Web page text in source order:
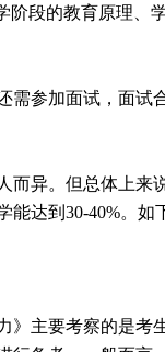
段的教育原理、
需参加面试，面试
而异。但总体上来
达到30-40%。如
》主要考察的是